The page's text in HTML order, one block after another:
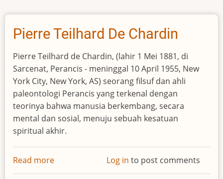
Pierre Teilhard De Chardin
Pierre Teilhard de Chardin, (lahir 1 Mei 1881, di
Sarcenat, Perancis - meninggal 10 April 1955, New
York City, New York, AS) seorang filsuf dan ahli
paleontologi Perancis yang terkenal dengan
teorinya bahwa manusia berkembang, secara
mental dan sosial, menuju sebuah kesatuan
spiritual akhir.
Read more
Pierre
Log in to post comments